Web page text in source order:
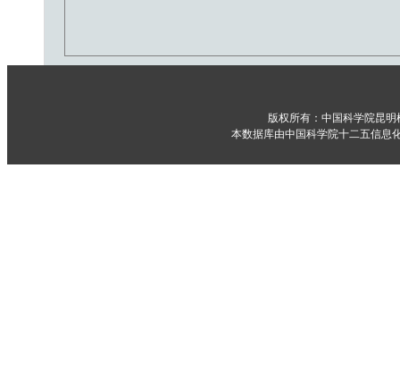
版权所有：中国科学院昆
本数据库由中国科学院十二五信息